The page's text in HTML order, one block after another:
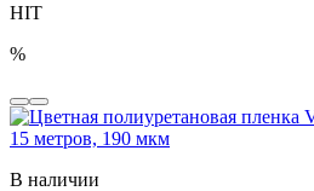
HIT
%
В наличии